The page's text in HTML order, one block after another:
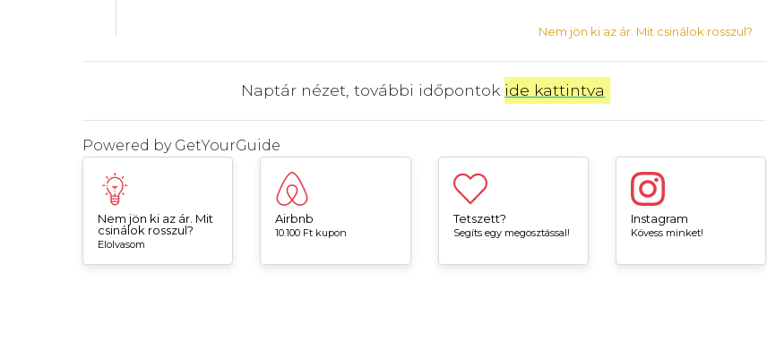
Nem jön ki az ár. Mit csinálok rosszul?
Naptár nézet, további időpontok ide kattintva
Powered by GetYourGuide
Nem jön ki az ár. Mit
csinálok rosszul?
Elolvasom
Airbnb
10.100 Ft kupon
Tetszett?
Segíts egy megosztással!
Instagram
Kövess minket!